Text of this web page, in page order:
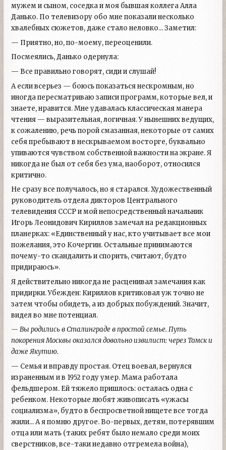
мужем и сыном, соседка и моя бывшая коллега Алла
Данько. По телевизору обо мне показали несколько
хвалебных сюжетов, даже стало неловко... Заметил:
— Приятно, но, по-моему, переоценили.
Посмеялись, Данько одернула:
— Все правильно говорят, сиди и слушай!
А если всерьез — боюсь показаться нескромным, но
иногда пересматриваю записи программ, которые вел, и
знаете, нравится. Мне удавалась классическая манера
чтения — выразительная, логичная. У нынешних ведущих,
к сожалению, речь порой смазанная, некоторые от самих
себя пребывают в нескрываемом восторге, буквально
упиваются чувством собственной важности на экране. Я
никогда не был от себя без ума, наоборот, относился
критично.
Не сразу все получалось, но я старался. Художественный
руководитель отдела дикторов Центрального
телевидения СССР и мой непосредственный начальник
Игорь Леонидович Кириллов замечал на редакционных
планерках: «Единственный у нас, кто учитывает все мои
пожелания, это Кочергин. Остальные принимаются
почему-то скандалить и спорить, считают, будто
придираюсь».
Я действительно никогда не расценивал замечания как
придирки. Убежден: Кириллов критиковал уж точно не
затем чтобы обидеть, а из добрых побуждений. Значит,
видел во мне потенциал.
— Вы родились в Сталинграде в простой семье. Путь
покорения Москвы оказался довольно извилист: через Томск и
даже Якутию.
— Семья и вправду простая. Отец воевал, вернулся
израненным и в 1952 году умер. Мама работала
фельдшером. Ей тяжело пришлось: осталась одна с
ребенком. Некоторые любят живописать «ужасы
социализма», будто в беспросветной нищете все тогда
жили... А я помню другое. Во-первых, детям, потерявшим
отца или мать (таких ребят было немало среди моих
сверстников, все-таки недавно отгремела война),